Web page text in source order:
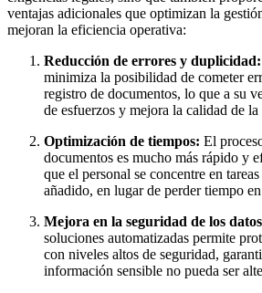
ventajas adicionales que optimizan la
mejoran la eficiencia operativa:
Reducción de errores y duplicidad:
minimiza la posibilidad de cometer
registro de documentos, lo que a su
de esfuerzos y mejora la calidad de
Optimización de tiempos: El
documentos es mucho más rápido y
que el personal se concentre en
añadido, en lugar de perder tiempo
Mejora en la seguridad de los
soluciones automatizadas permite
con niveles altos de seguridad,
información sensible no pueda ser